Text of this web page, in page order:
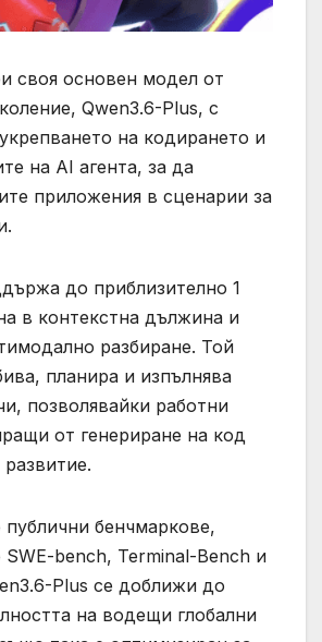
своя основен модел от
Qwen3.6-Plus, с
на кодирането и
на AI агента, за да
приложения в сценарии за
до приблизително 1
в контекстна дължина и
разбиране. Той
планира и изпълнява
позволявайки работни
от генериране на код
бенчмаркове,
bench, Terminal-Bench и
Plus се доближи до
на водещи глобални